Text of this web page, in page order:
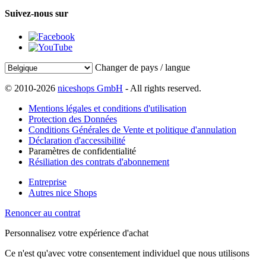
Suivez-nous sur
Changer de pays / langue
© 2010-2026 niceshops GmbH - All rights reserved.
Mentions légales et conditions d'utilisation
Protection des Données
Conditions Générales de Vente et politique d'annulation
Déclaration d'accessibilité
Paramètres de confidentialité
Résiliation des contrats d'abonnement
Entreprise
Autres nice Shops
Renoncer au contrat
Personnalisez votre expérience d'achat
Ce n'est qu'avec votre consentement individuel que nous utilisons